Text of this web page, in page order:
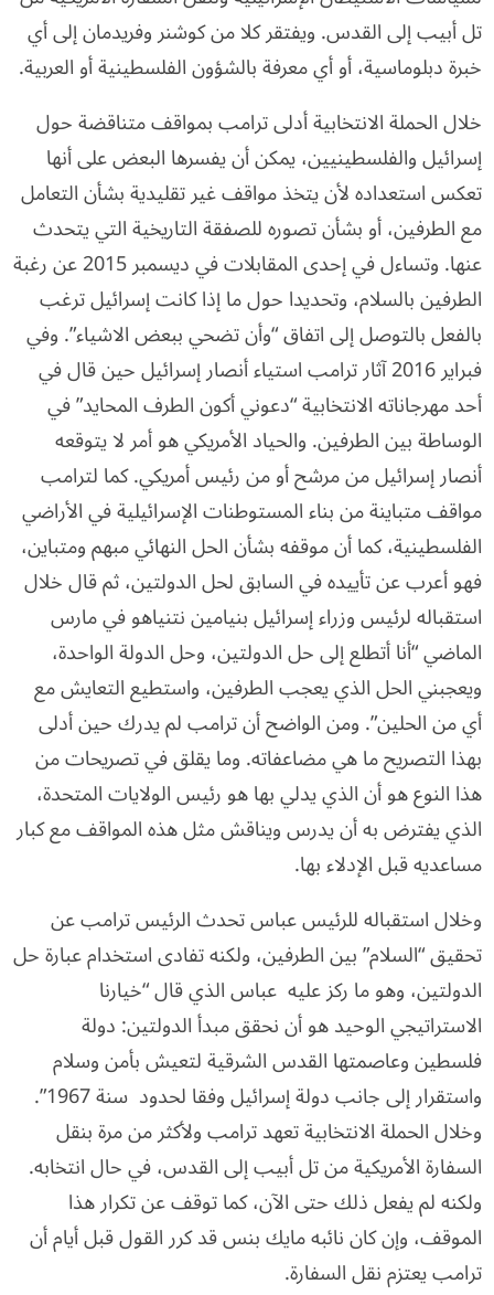
تل أبيب إلى القدس. ويفتقر كلا من كوشنر وفريدمان إلى أي
خبرة دبلوماسية، أو أي معرفة بالشؤون الفلسطينية أو العربية.
خلال الحملة الانتخابية أدلى ترامب بمواقف متناقضة حول
إسرائيل والفلسطينيين، يمكن أن يفسرها البعض على أنها
تعكس استعداده لأن يتخذ مواقف غير تقليدية بشأن التعامل
مع الطرفين، أو بشأن تصوره للصفقة التاريخية التي يتحدث
عنها. وتساءل في إحدى المقابلات في ديسمبر 2015 عن رغبة
الطرفين بالسلام، وتحديدا حول ما إذا كانت إسرائيل ترغب
بالفعل بالتوصل إلى اتفاق “وأن تضحي ببعض الاشياء”. وفي
فبراير 2016 آثار ترامب استياء أنصار إسرائيل حين قال في
أحد مهرجاناته الانتخابية “دعوني أكون الطرف المحايد” في
الوساطة بين الطرفين. والحياد الأمريكي هو أمر لا يتوقعه
أنصار إسرائيل من مرشح أو من رئيس أمريكي. كما لترامب
مواقف متباينة من بناء المستوطنات الإسرائيلية في الأراضي
الفلسطينية، كما أن موقفه بشأن الحل النهائي مبهم ومتباين،
فهو أعرب عن تأييده في السابق لحل الدولتين، ثم قال خلال
استقباله لرئيس وزراء إسرائيل بنيامين نتنياهو في مارس
الماضي “أنا أتطلع إلى حل الدولتين، وحل الدولة الواحدة،
ويعجبني الحل الذي يعجب الطرفين، واستطيع التعايش مع
أي من الحلين”. ومن الواضح أن ترامب لم يدرك حين أدلى
بهذا التصريح ما هي مضاعفاته. وما يقلق في تصريحات من
هذا النوع هو أن الذي يدلي بها هو رئيس الولايات المتحدة،
الذي يفترض به أن يدرس ويناقش مثل هذه المواقف مع كبار
مساعديه قبل الإدلاء بها.
وخلال استقباله للرئيس عباس تحدث الرئيس ترامب عن
تحقيق “السلام” بين الطرفين، ولكنه تفادى استخدام عبارة حل
الدولتين، وهو ما ركز عليه عباس الذي قال “خيارنا
الاستراتيجي الوحيد هو أن نحقق مبدأ الدولتين: دولة
فلسطين وعاصمتها القدس الشرقية لتعيش بأمن وسلام
واستقرار إلى جانب دولة إسرائيل وفقا لحدود سنة 1967”.
وخلال الحملة الانتخابية تعهد ترامب ولأكثر من مرة بنقل
السفارة الأمريكية من تل أبيب إلى القدس، في حال انتخابه.
ولكنه لم يفعل ذلك حتى الآن، كما توقف عن تكرار هذا
الموقف، وإن كان نائبه مايك بنس قد كرر القول قبل أيام أن
ترامب يعتزم نقل السفارة.